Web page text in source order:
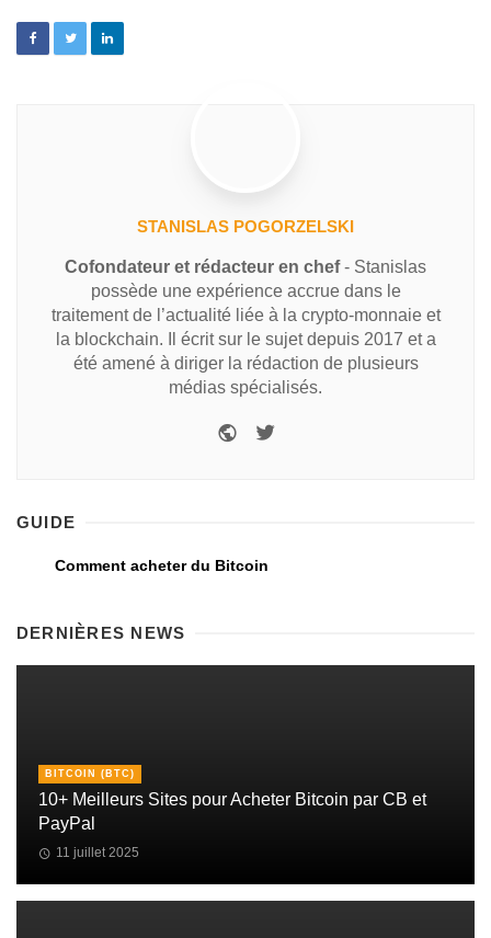
STANISLAS POGORZELSKI
Cofondateur et rédacteur en chef- Stanislas
possède une expérience accrue dans le
traitement de l’actualité liée à la crypto-monnaie et
la blockchain. Il écrit sur le sujet depuis 2017 et a
été amené à diriger la rédaction de plusieurs
médias spécialisés.
GUIDE
Comment acheter du Bitcoin
DERNIÈRES NEWS
BITCOIN (BTC)
10+ Meilleurs Sites pour Acheter Bitcoin par CB et
PayPal
11 juillet 2025